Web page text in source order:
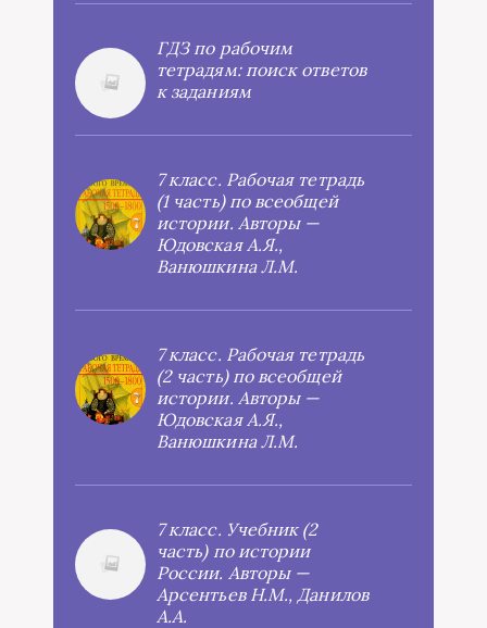
ГДЗ по рабочим
тетрадям: поиск ответов
к заданиям
7 класс. Рабочая тетрадь
(1 часть) по всеобщей
истории. Авторы —
Юдовская А.Я.,
Ванюшкина Л.М.
7 класс. Рабочая тетрадь
(2 часть) по всеобщей
истории. Авторы —
Юдовская А.Я.,
Ванюшкина Л.М.
7 класс. Учебник (2
часть) по истории
России. Авторы —
Арсентьев Н.М., Данилов
А.А.